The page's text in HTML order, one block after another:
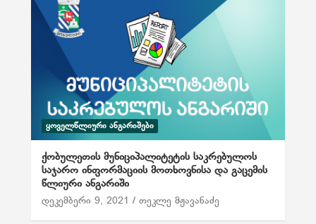
ᲧᲝᲕᲔᲚᲬᲚᲘᲣᲠᲘ ᲐᲜᲒᲐᲠᲘᲨᲔᲑᲘ
ქობულეთის მუნიციპალიტეტის საკრებულოს
საჯარო ინფორმაციის მოთხოვნისა და გაცემის
წლიური ანგარიში
დეკემბერი 9, 2021 თეკლე მჟავანაძე